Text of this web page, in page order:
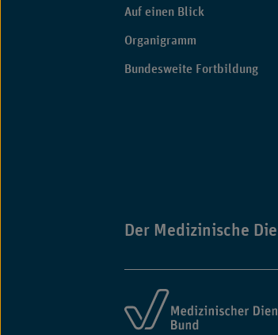
Auf einen Blick
Organigramm
Bundesweite Fortbildung
Der Medizinische